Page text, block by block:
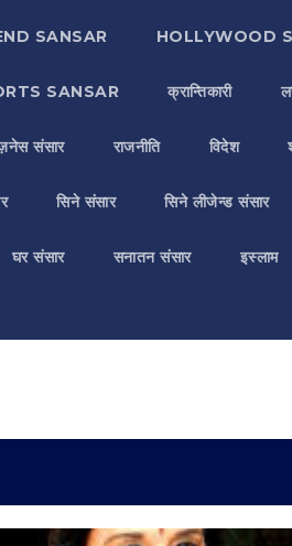
SANSAR HOLLYWOOD
SANSAR क्रान्तिकारी
संसार राजनीति विदेश
सिने संसार सिने लीजेन्ड संसार
घर संसार सनातन संसार इस्लाम